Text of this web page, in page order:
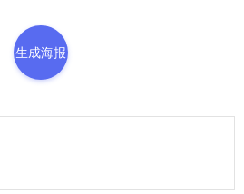
生成海报